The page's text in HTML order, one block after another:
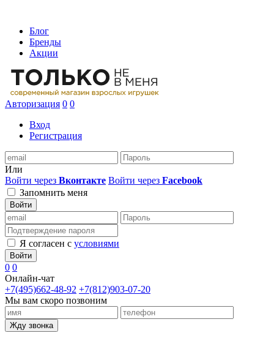
Блог
Бренды
Акции
Авторизация 0 0
Вход
Регистрация
Или
Войти через Вконтакте Войти через Facebook
Запомнить меня
Войти
Я согласен с условиями
Войти
0 0
Онлайн-чат
+7(495)662-48-92 +7(812)903-07-20
Мы вам скоро позвоним
Жду звонка